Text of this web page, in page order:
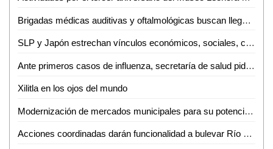
Brigadas médicas auditivas y oftalmológicas buscan llegar a más necesitados
SLP y Japón estrechan vínculos económicos, sociales, culturales y turísticos
Ante primeros casos de influenza, secretaría de salud pide reforzar cuidados
Xilitla en los ojos del mundo
Modernización de mercados municipales para su potencialización y mejor posicionamiento
Acciones coordinadas darán funcionalidad a bulevar Río Santiago